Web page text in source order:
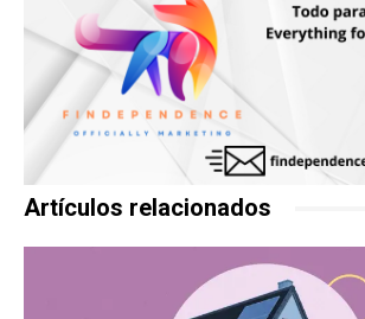
Artículos relacionados